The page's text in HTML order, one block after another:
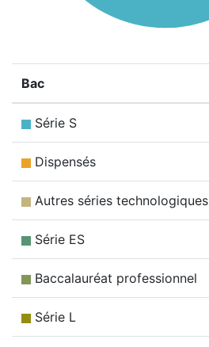
Bac
Série S
Dispensés
Autres séries technologiques
Série ES
Baccalauréat professionnel
Série L